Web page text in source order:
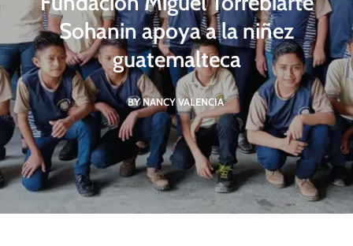
Sohanin apoya a la niñez
guatemalteca
BY NANCY VALENCIA